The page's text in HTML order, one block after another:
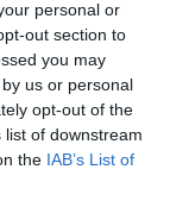
personal or
out section to
you may
us or personal
opt-out of the
of downstream
the IAB’s List of